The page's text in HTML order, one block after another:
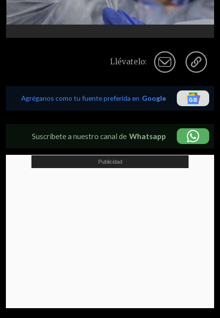
Llévatelo:
Agréganos como tu fuente preferida en Google
Suscríbete a nuestro canal de Whatsapp